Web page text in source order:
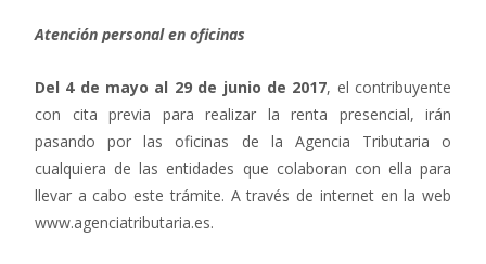
Atención personal en oficinas
Del 4 de mayo al 29 de junio de 2017, el contribuyente
con cita previa para realizar la renta presencial, irán
pasando por las oficinas de la Agencia Tributaria o
cualquiera de las entidades que colaboran con ella para
llevar a cabo este trámite. A través de internet en la web
www.agenciatributaria.es.